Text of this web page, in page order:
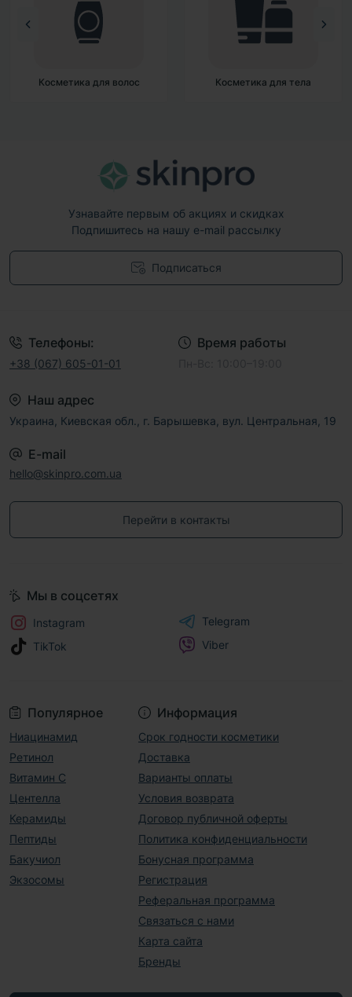
Косметика для тела Декоративная косметика
Узнавайте первым об акциях и скидках
Подпишитесь на нашу e-mail рассылку
Подписаться
Телефоны:
+38 (067) 605-01-01
Время работы
Наш адрес
Украина, Киевская обл., г. Барышевка, вул. Центральная, 19
E-mail
hello@skinpro.com.ua
Перейти в контакты
Популярное
Ниацинамид
Ретинол
Витамин С
Центелла
Керамиды
Пептиды
Бакучиол
Экзосомы
Информация
Срок годности косметики
Доставка
Варианты оплаты
Условия возврата
Договор публичной оферты
Политика конфиденциальности
Бонусная программа
Регистрация
Реферальная программа
Связаться с нами
Карта сайта
Бренды
Мы в соцсетях
Instagram
TikTok
Telegram
Viber